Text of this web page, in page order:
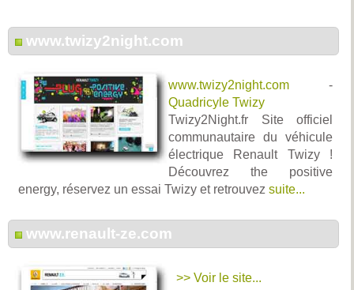
www.twizy2night.com
www.twizy2night.com -
Quadricyle Twizy
Twizy2Night.fr Site officiel
communautaire du véhicule
électrique Renault Twizy !
Découvrez the positive
energy, réservez un essai Twizy et retrouvez suite...
www.renault-ze.com
>> Voir le site...